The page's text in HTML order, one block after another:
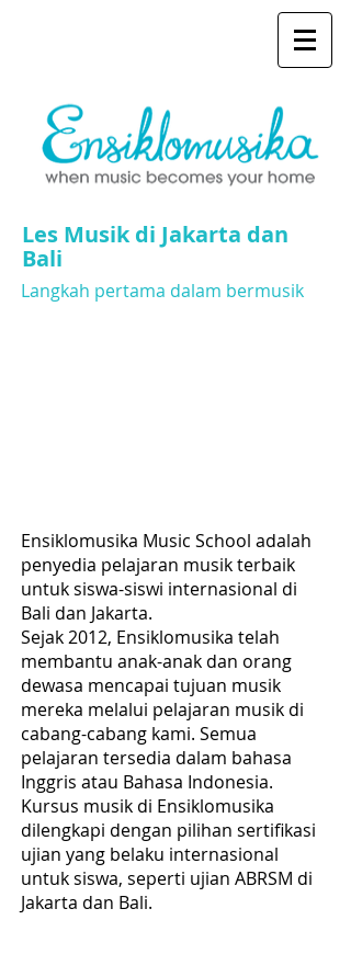
Les Musik di Jakarta dan
Bali
Langkah pertama dalam bermusik
Ensiklomusika Music School adalah
penyedia pelajaran musik terbaik
untuk siswa-siswi internasional di
Bali dan Jakarta.
Sejak 2012, Ensiklomusika telah
membantu anak-anak dan orang
dewasa mencapai tujuan musik
mereka melalui pelajaran musik di
cabang-cabang kami. Semua
pelajaran tersedia dalam bahasa
Inggris atau Bahasa Indonesia.
Kursus musik di Ensiklomusika
dilengkapi dengan pilihan sertifikasi
ujian yang belaku internasional
untuk siswa, seperti ujian ABRSM di
Jakarta dan Bali.